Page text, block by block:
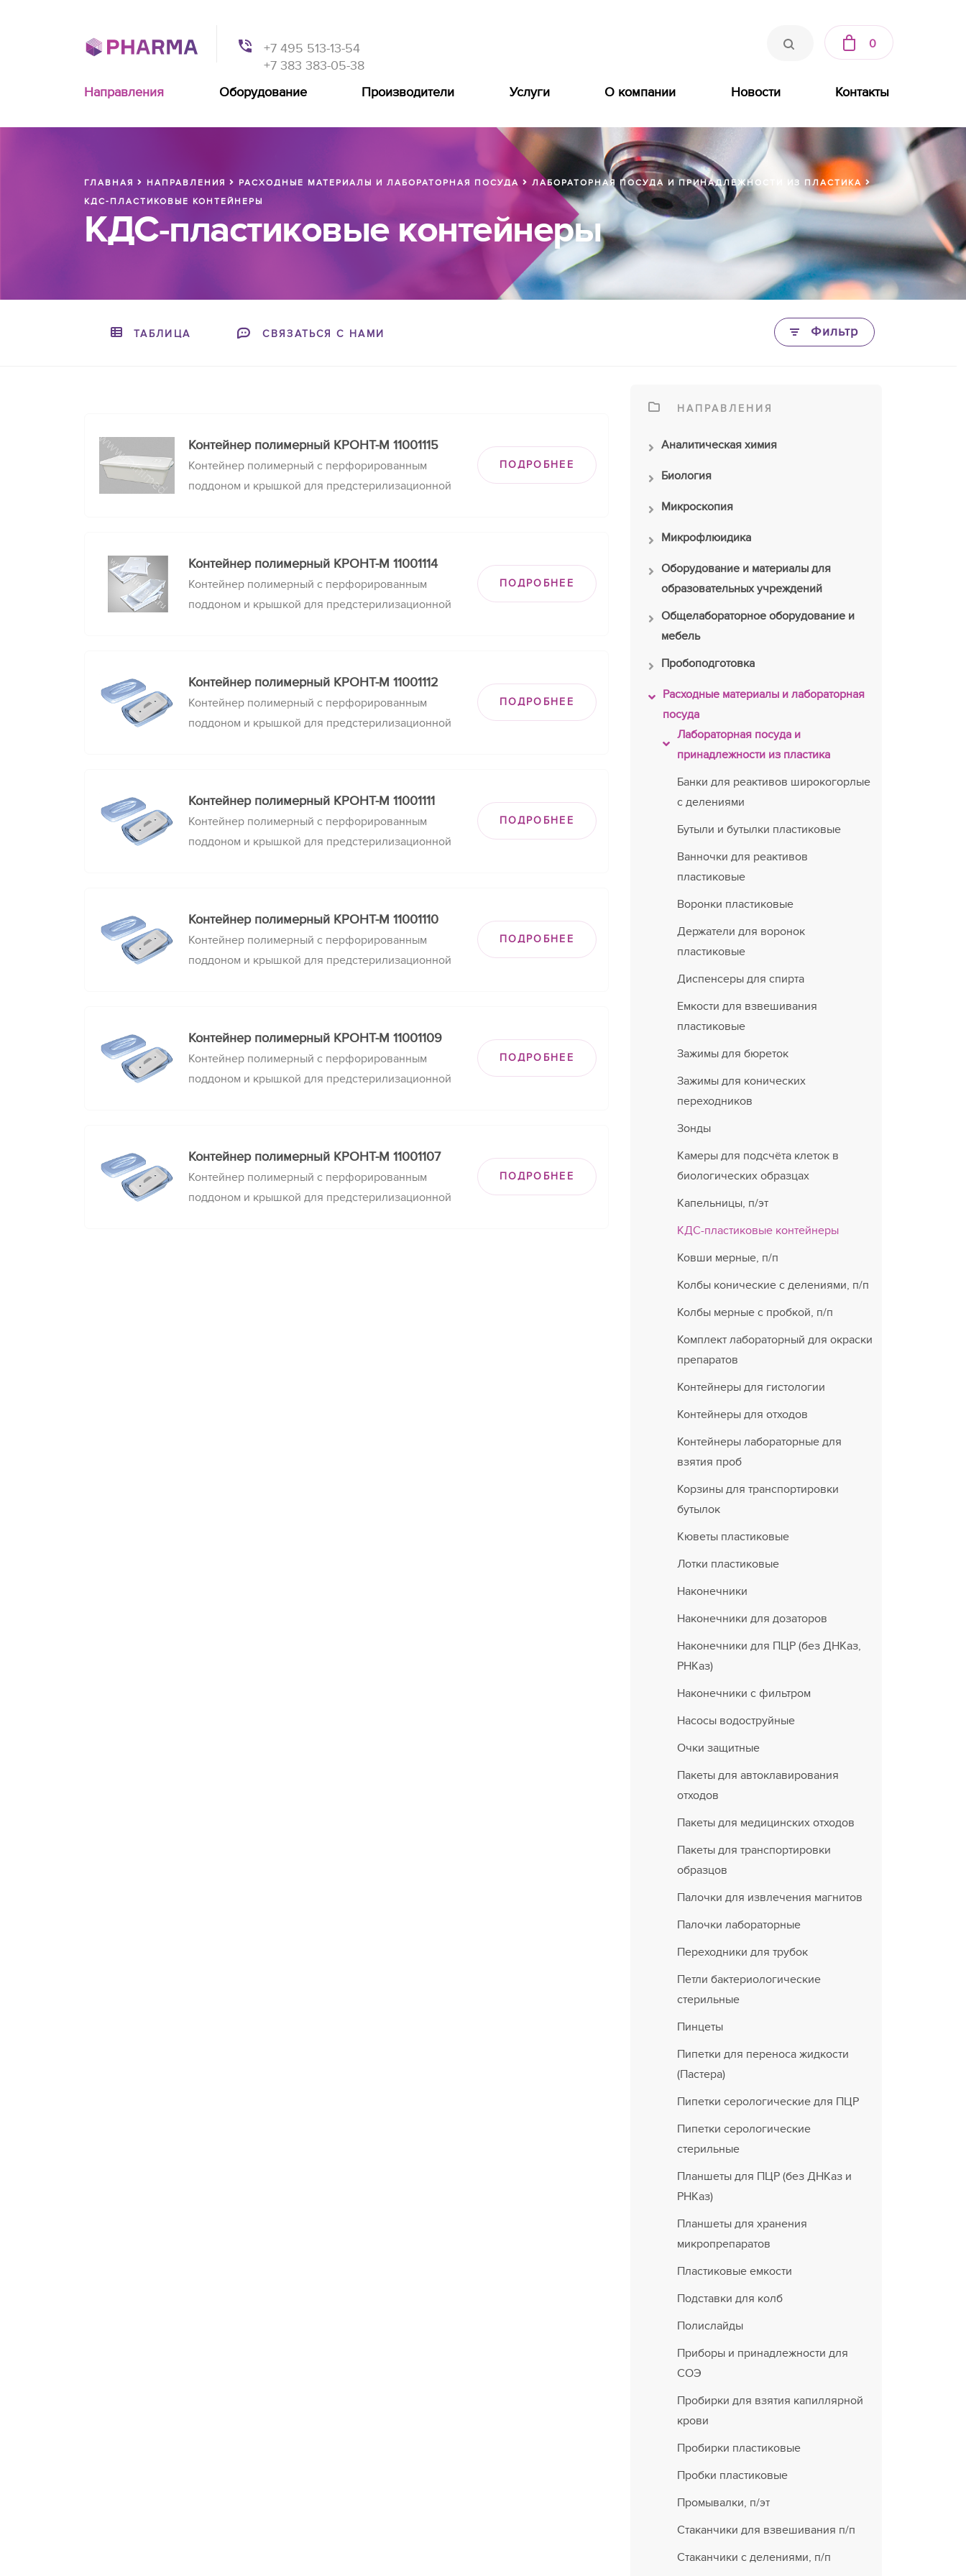
+7 495 513-13-54
+7 383 383-05-38
0
Направления Оборудование Производители Услуги О компании Новости Контакты
ГЛАВНАЯ НАПРАВЛЕНИЯ РАСХОДНЫЕ МАТЕРИАЛЫ И ЛАБОРАТОРНАЯ ПОСУДА
ЛАБОРАТОРНАЯ ПОСУДА И ПРИНАДЛЕЖНОСТИ ИЗ ПЛАСТИКА
КДС-ПЛАСТИКОВЫЕ КОНТЕЙНЕРЫ
КДС-пластиковые контейнеры
ТАБЛИЦА СВЯЗАТЬСЯ С НАМИ Фильтр
Контейнер полимерный КРОНТ-М 11001115
Контейнер полимерный с перфорированным
поддоном и крышкой для предстерилизационной
ПОДРОБНЕЕ
Контейнер полимерный КРОНТ-М 11001114
Контейнер полимерный с перфорированным
поддоном и крышкой для предстерилизационной
ПОДРОБНЕЕ
Контейнер полимерный КРОНТ-М 11001112
Контейнер полимерный с перфорированным
поддоном и крышкой для предстерилизационной
ПОДРОБНЕЕ
Контейнер полимерный КРОНТ-М 11001111
Контейнер полимерный с перфорированным
поддоном и крышкой для предстерилизационной
ПОДРОБНЕЕ
Контейнер полимерный КРОНТ-М 11001110
Контейнер полимерный с перфорированным
поддоном и крышкой для предстерилизационной
ПОДРОБНЕЕ
Контейнер полимерный КРОНТ-М 11001109
Контейнер полимерный с перфорированным
поддоном и крышкой для предстерилизационной
ПОДРОБНЕЕ
Контейнер полимерный КРОНТ-М 11001107
Контейнер полимерный с перфорированным
поддоном и крышкой для предстерилизационной
ПОДРОБНЕЕ
НАПРАВЛЕНИЯ
Аналитическая химия
Биология
Микроскопия
Микрофлюидика
Оборудование и материалы для
образовательных учреждений
Общелабораторное оборудование и
мебель
Пробоподготовка
Расходные материалы и лабораторная
посуда
Лабораторная посуда и
принадлежности из пластика
Банки для реактивов широкогорлые
с делениями
Бутыли и бутылки пластиковые
Ванночки для реактивов
пластиковые
Воронки пластиковые
Держатели для воронок
пластиковые
Диспенсеры для спирта
Емкости для взвешивания
пластиковые
Зажимы для бюреток
Зажимы для конических
переходников
Зонды
Камеры для подсчёта клеток в
биологических образцах
Капельницы, п/эт
КДС-пластиковые контейнеры
Ковши мерные, п/п
Колбы конические с делениями, п/п
Колбы мерные с пробкой, п/п
Комплект лабораторный для окраски
препаратов
Контейнеры для гистологии
Контейнеры для отходов
Контейнеры лабораторные для
взятия проб
Корзины для транспортировки
бутылок
Кюветы пластиковые
Лотки пластиковые
Наконечники
Наконечники для дозаторов
Наконечники для ПЦР (без ДНКаз,
РНКаз)
Наконечники с фильтром
Насосы водоструйные
Очки защитные
Пакеты для автоклавирования
отходов
Пакеты для медицинских отходов
Пакеты для транспортировки
образцов
Палочки для извлечения магнитов
Палочки лабораторные
Переходники для трубок
Петли бактериологические
стерильные
Пинцеты
Пипетки для переноса жидкости
(Пастера)
Пипетки серологические для ПЦР
Пипетки серологические
стерильные
Планшеты для ПЦР (без ДНКаз и
РНКаз)
Планшеты для хранения
микропрепаратов
Пластиковые емкости
Подставки для колб
Полислайды
Приборы и принадлежности для
СОЭ
Пробирки для взятия капиллярной
крови
Пробирки пластиковые
Пробки пластиковые
Промывалки, п/эт
Стаканчики для взвешивания п/п
Стаканчики с делениями, п/п